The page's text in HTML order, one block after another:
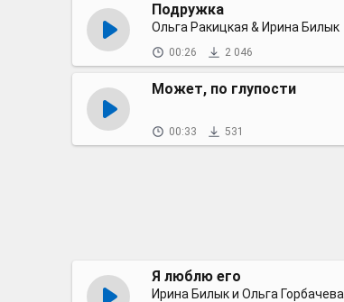
Подружка
Ольга Ракицкая & Ирина Билык
00:26 2 046
Может, по глупости
00:33 531
Я люблю его
Ирина Билык и Ольга Горбачева